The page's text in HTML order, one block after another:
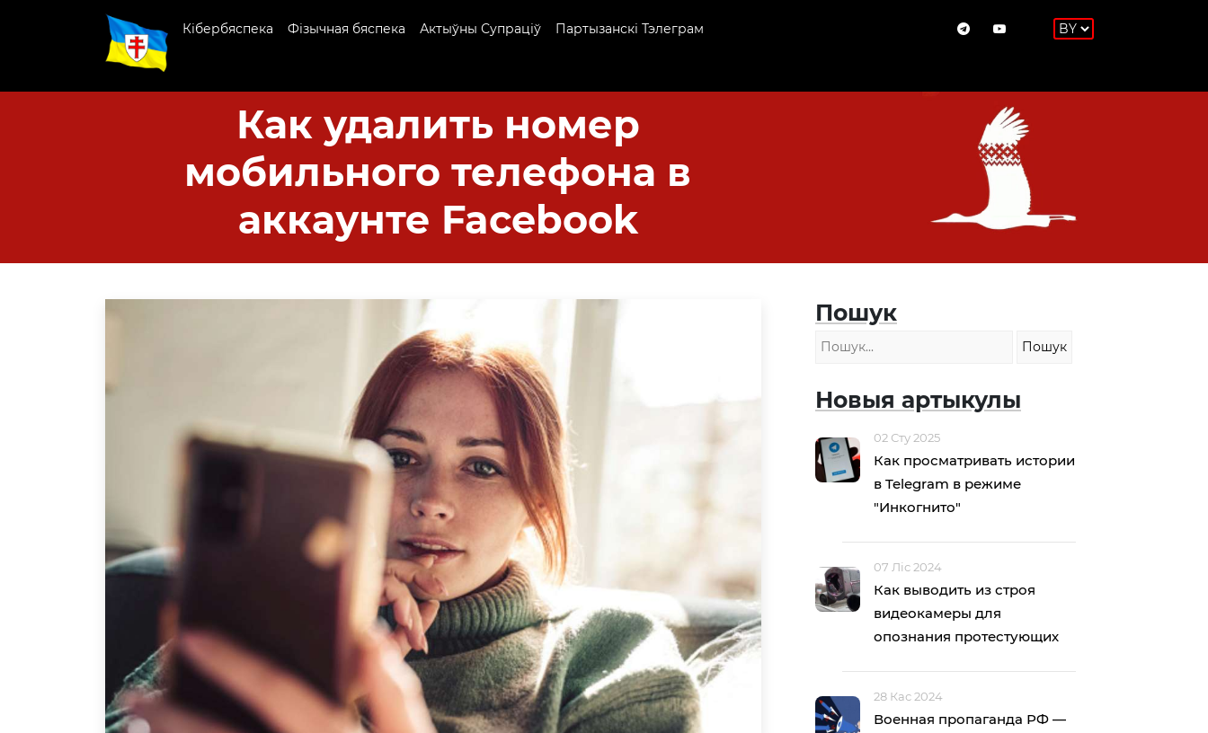
Кібербяспека Фізычная бяспека Актыўны Супраціў Партызанскі Тэлеграм
Как удалить номер
мобильного телефона в
аккаунте Facebook
Пошук
Новыя артыкулы
02 Сту 2025
Как просматривать истории
в Telegram в режиме
"Инкогнито"
07 Ліс 2024
Как выводить из строя
видеокамеры для
опознания протестующих
28 Кас 2024
Военная пропаганда РФ —